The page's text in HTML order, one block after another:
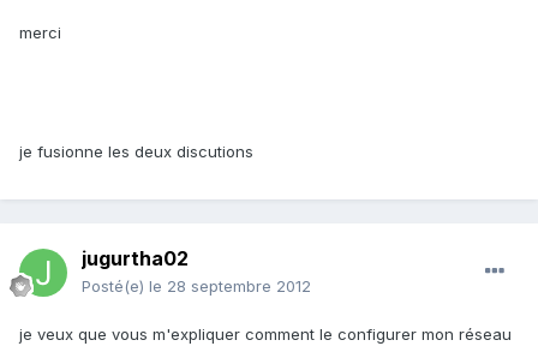
merci
je fusionne les deux discutions
jugurtha02
Posté(e) le 28 septembre 2012
je veux que vous m'expliquer comment le configurer mon réseau